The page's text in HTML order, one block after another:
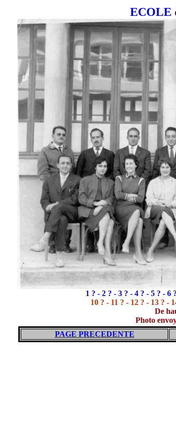
ECOLE
1 ? - 2 ? - 3 ? - 4 ? - 5 ? -
10 ? - 11 ? - 12 ? - 13 ? -
De
Photo
PAGE PRECEDENTE